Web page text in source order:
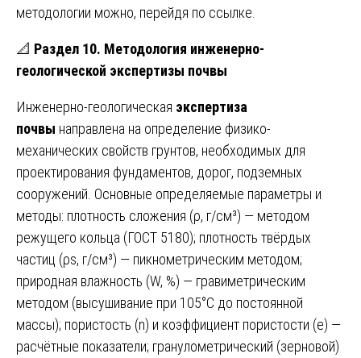
методологии можно, перейдя по ссылке.
📐 Раздел 10. Методология инженерно-
геологической экспертизы почвы
Инженерно-геологическая экспертиза
почвы направлена на определение физико-
механических свойств грунтов, необходимых для
проектирования фундаментов, дорог, подземных
сооружений. Основные определяемые параметры и
методы: плотность сложения (ρ, г/см³) — методом
режущего кольца (ГОСТ 5180); плотность твёрдых
частиц (ρs, г/см³) — пикнометрическим методом;
природная влажность (W, %) — гравиметрическим
методом (высушивание при 105°C до постоянной
массы); пористость (n) и коэффициент пористости (e) —
расчётные показатели; гранулометрический (зерновой)